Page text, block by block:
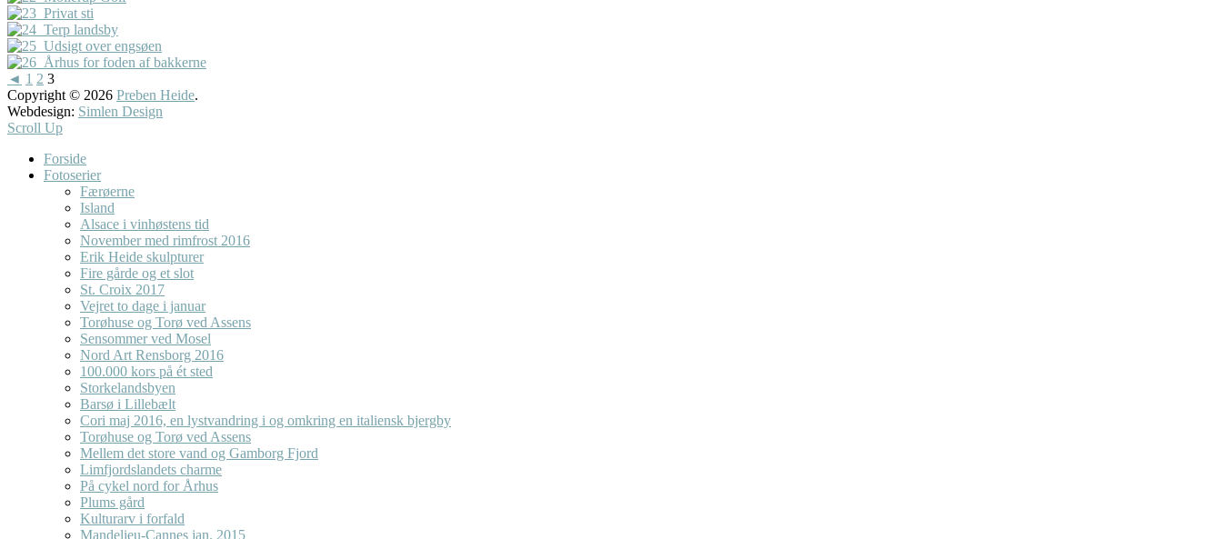
◄ 1 2 3
Copyright © 2026 Preben Heide.
Webdesign: Simlen Design
Scroll Up
Forside
Fotoserier
Færøerne
Island
Alsace i vinhøstens tid
November med rimfrost 2016
Erik Heide skulpturer
Fire gårde og et slot
St. Croix 2017
Vejret to dage i januar
Torøhuse og Torø ved Assens
Sensommer ved Mosel
Nord Art Rensborg 2016
100.000 kors på ét sted
Storkelandsbyen
Barsø i Lillebælt
Cori maj 2016, en lystvandring i og omkring en italiensk bjergby
Torøhuse og Torø ved Assens
Mellem det store vand og Gamborg Fjord
Limfjordslandets charme
På cykel nord for Århus
Plums gård
Kulturarv i forfald
Mandelieu-Cannes jan. 2015